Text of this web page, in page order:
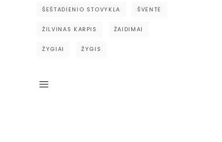
ŠEŠTADIENIO STOVYKLA ŠVENTĖ
ŽILVINAS KARPIS ŽAIDIMAI
ŽYGIAI ŽYGIS